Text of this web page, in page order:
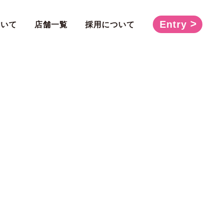
て 店舗一覧 採用について Entry